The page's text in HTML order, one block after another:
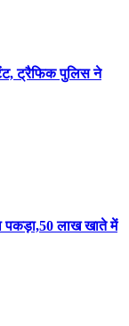
ट्रैफिक पुलिस ने
पकड़ा,50 लाख खाते में